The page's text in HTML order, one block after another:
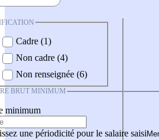
Cadre (1)
Non cadre (4)
Non renseignée (6)
BRUT MINIMUM
minimum
une périodicité pour le salaire saisi